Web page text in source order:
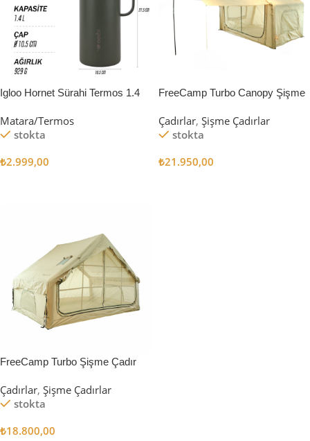
Igloo Hornet Sürahi Termos 1.4
Matara/Termos
stokta
₺2.999,00
FreeCamp Turbo Canopy Şişme
Çadırlar, Şişme Çadırlar
stokta
₺21.950,00
FreeCamp Turbo Şişme Çadır
Çadırlar, Şişme Çadırlar
stokta
₺18.800,00